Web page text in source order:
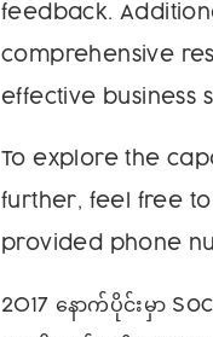
feedback.
comprehensive
effective business
To explore the
further, feel free
provided phone
2017 နောက်ပိုင်းမှာ